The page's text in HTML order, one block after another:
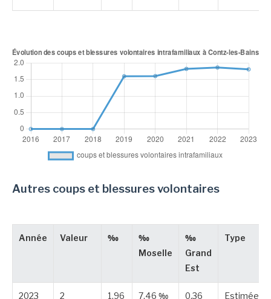
Autres coups et blessures volontaires
Année Valeur ‰
‰
Moselle
‰
Grand
Est
Type
2023
2
1,96
7,46 ‰
0,36
Estimée